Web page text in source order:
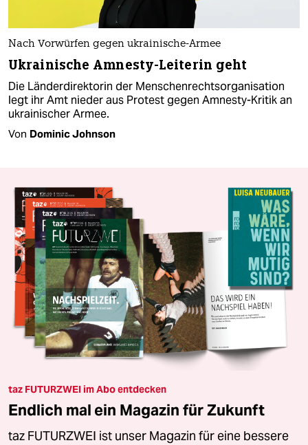
Nach Vorwürfen gegen ukrainische-Armee
Ukrainische Amnesty-Leiterin geht
Die Länderdirektorin der Menschenrechtsorganisation
legt ihr Amt nieder aus Protest gegen Amnesty-Kritik an
ukrainischer Armee.
Von Dominic Johnson
taz FUTURZWEI im Abo entdecken
Endlich mal ein Magazin für Zukunft
taz FUTURZWEI ist unser Magazin für eine bessere